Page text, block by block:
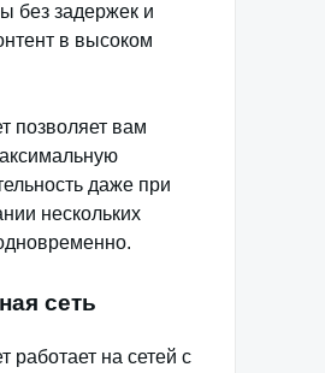
без задержек и
в высоком
позволяет вам
даже при
нескольких
сеть
работает на сетей с